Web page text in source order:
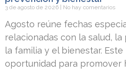
3 de agosto de 2026 No hay comentarios
Agosto reúne fechas
relacionadas con la salud, la
la familia y el bienestar. Este
oportunidad para promover